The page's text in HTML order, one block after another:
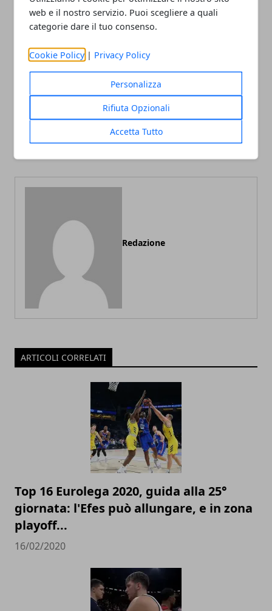
web e il nostro servizio. Puoi scegliere a quali
categorie dare il tuo consenso.
Cookie Policy | Privacy Policy
Personalizza
Rifiuta Opzionali
Accetta Tutto
Sacramento inaugura la
sua nuova casa: in 17.500
al Golden 1 Center
Basket, A2: le bolognesi
partono bene, Treviso e
Jesi corsare
Redazione
ARTICOLI CORRELATI
Top 16 Eurolega 2020, guida alla 25°
giornata: l'Efes può allungare, e in zona
playoff...
16/02/2020